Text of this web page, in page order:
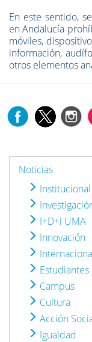
En este sentido,
en Andalucía
móviles,
información,
otros elementos
Noticias
Institucional
I+D+i UMA
Innovación
Estudiantes
Campus
Cultura
Acción
Igualdad